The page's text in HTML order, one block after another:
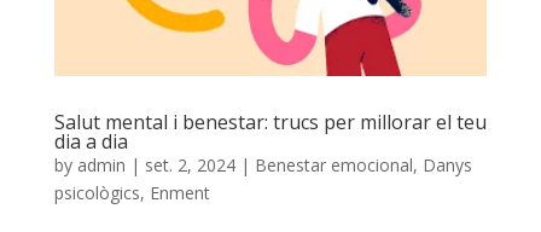
Salut mental i benestar: trucs per millorar el teu
dia a dia
by admin | set. 2, 2024| Benestar emocional, Danys
psicològics, Enment